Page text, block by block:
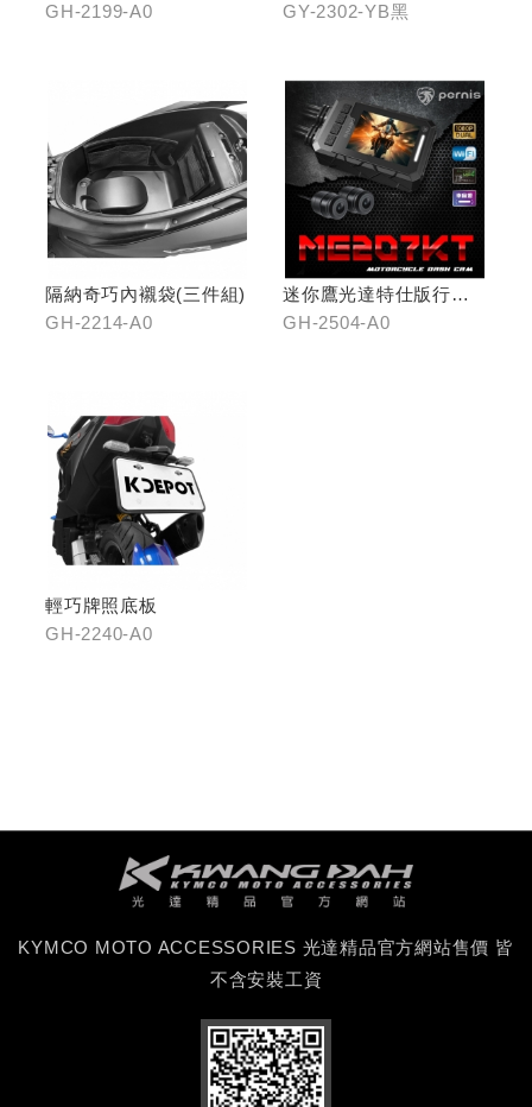
GH-2199-A0
GY-2302-YB黑
隔納奇巧內襯袋(三件組)
GH-2214-A0
迷你鷹光達特仕版行車
記錄器
GH-2504-A0
輕巧牌照底板
GH-2240-A0
KYMCO MOTO ACCESSORIES 光達精品官方網站售價 皆
不含安裝工資